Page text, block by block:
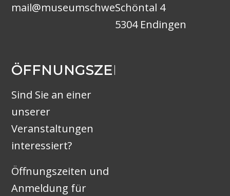
mail@museumschweiz.chSchöntal 4
5304 Endingen
ÖFFNUNGSZEITEN
Sind Sie an einer
unserer
Veranstaltungen
interessiert?
Öffnungszeiten und
Anmeldung für